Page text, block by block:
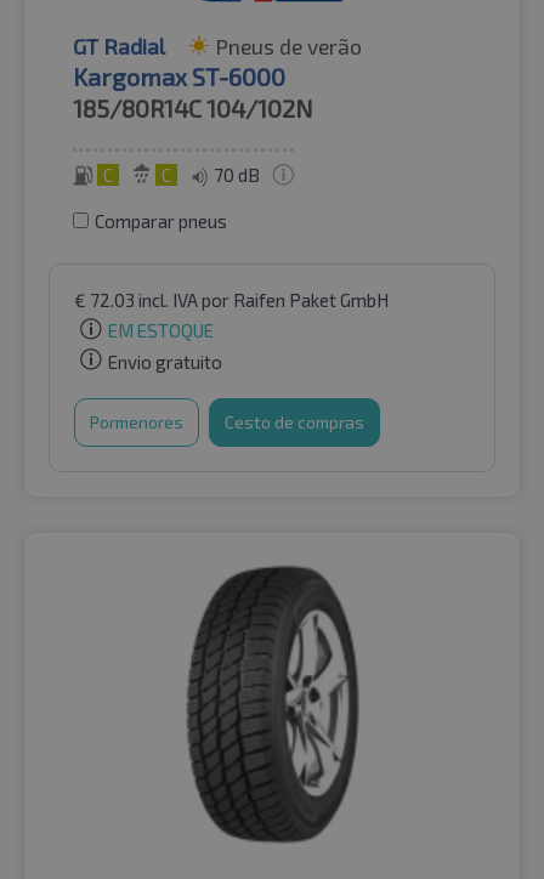
GT Radial Pneus de verão
Kargomax ST-6000
185/80R14C104/102N
C C 70 dB
Comparar pneus
€ 72.03 incl. IVA por Raifen Paket GmbH
EM ESTOQUE
Envio gratuito
Pormenores Cesto de compras